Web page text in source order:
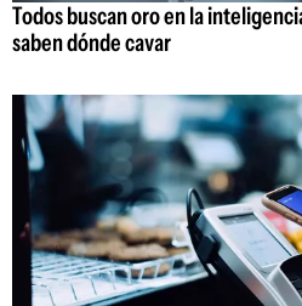
Todos buscan oro en la
saben dónde cavar